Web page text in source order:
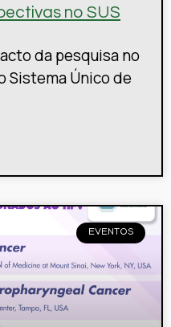
no SUS
da pesquisa no
Sistema Único de
EVENTOS